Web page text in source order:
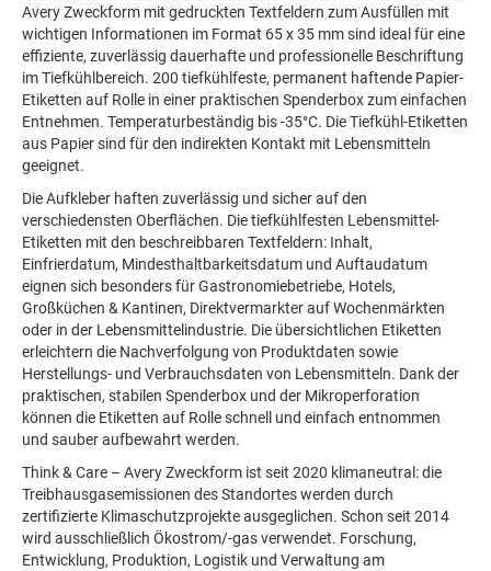
Avery Zweckform mit gedruckten Textfeldern zum Ausfüllen mit
wichtigen Informationen im Format 65 x 35 mm sind ideal für eine
effiziente, zuverlässig dauerhafte und professionelle Beschriftung
im Tiefkühlbereich. 200 tiefkühlfeste, permanent haftende Papier-
Etiketten auf Rolle in einer praktischen Spenderbox zum einfachen
Entnehmen. Temperaturbeständig bis -35°C. Die Tiefkühl-Etiketten
aus Papier sind für den indirekten Kontakt mit Lebensmitteln
geeignet.
Die Aufkleber haften zuverlässig und sicher auf den
verschiedensten Oberflächen. Die tiefkühlfesten Lebensmittel-
Etiketten mit den beschreibbaren Textfeldern: Inhalt,
Einfrierdatum, Mindesthaltbarkeitsdatum und Auftaudatum
eignen sich besonders für Gastronomiebetriebe, Hotels,
Großküchen & Kantinen, Direktvermarkter auf Wochenmärkten
oder in der Lebensmittelindustrie. Die übersichtlichen Etiketten
erleichtern die Nachverfolgung von Produktdaten sowie
Herstellungs- und Verbrauchsdaten von Lebensmitteln. Dank der
praktischen, stabilen Spenderbox und der Mikroperforation
können die Etiketten auf Rolle schnell und einfach entnommen
und sauber aufbewahrt werden.
Think & Care – Avery Zweckform ist seit 2020 klimaneutral: die
Treibhausgasemissionen des Standortes werden durch
zertifizierte Klimaschutzprojekte ausgeglichen. Schon seit 2014
wird ausschließlich Ökostrom/-gas verwendet. Forschung,
Entwicklung, Produktion, Logistik und Verwaltung am